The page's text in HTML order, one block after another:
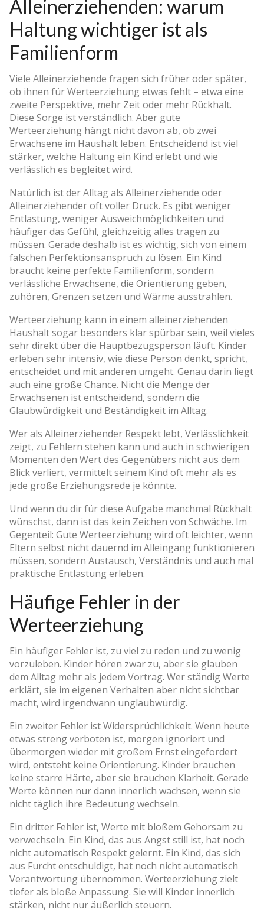
Alleinerziehenden: warum
Haltung wichtiger ist als
Familienform
Viele Alleinerziehende fragen sich früher oder später,
ob ihnen für Werteerziehung etwas fehlt – etwa eine
zweite Perspektive, mehr Zeit oder mehr Rückhalt.
Diese Sorge ist verständlich. Aber gute
Werteerziehung hängt nicht davon ab, ob zwei
Erwachsene im Haushalt leben. Entscheidend ist viel
stärker, welche Haltung ein Kind erlebt und wie
verlässlich es begleitet wird.
Natürlich ist der Alltag als Alleinerziehende oder
Alleinerziehender oft voller Druck. Es gibt weniger
Entlastung, weniger Ausweichmöglichkeiten und
häufiger das Gefühl, gleichzeitig alles tragen zu
müssen. Gerade deshalb ist es wichtig, sich von einem
falschen Perfektionsanspruch zu lösen. Ein Kind
braucht keine perfekte Familienform, sondern
verlässliche Erwachsene, die Orientierung geben,
zuhören, Grenzen setzen und Wärme ausstrahlen.
Werteerziehung kann in einem alleinerziehenden
Haushalt sogar besonders klar spürbar sein, weil vieles
sehr direkt über die Hauptbezugsperson läuft. Kinder
erleben sehr intensiv, wie diese Person denkt, spricht,
entscheidet und mit anderen umgeht. Genau darin liegt
auch eine große Chance. Nicht die Menge der
Erwachsenen ist entscheidend, sondern die
Glaubwürdigkeit und Beständigkeit im Alltag.
Wer als Alleinerziehender Respekt lebt, Verlässlichkeit
zeigt, zu Fehlern stehen kann und auch in schwierigen
Momenten den Wert des Gegenübers nicht aus dem
Blick verliert, vermittelt seinem Kind oft mehr als es
jede große Erziehungsrede je könnte.
Und wenn du dir für diese Aufgabe manchmal Rückhalt
wünschst, dann ist das kein Zeichen von Schwäche. Im
Gegenteil: Gute Werteerziehung wird oft leichter, wenn
Eltern selbst nicht dauernd im Alleingang funktionieren
müssen, sondern Austausch, Verständnis und auch mal
praktische Entlastung erleben.
Häufige Fehler in der
Werteerziehung
Ein häufiger Fehler ist, zu viel zu reden und zu wenig
vorzuleben. Kinder hören zwar zu, aber sie glauben
dem Alltag mehr als jedem Vortrag. Wer ständig Werte
erklärt, sie im eigenen Verhalten aber nicht sichtbar
macht, wird irgendwann unglaubwürdig.
Ein zweiter Fehler ist Widersprüchlichkeit. Wenn heute
etwas streng verboten ist, morgen ignoriert und
übermorgen wieder mit großem Ernst eingefordert
wird, entsteht keine Orientierung. Kinder brauchen
keine starre Härte, aber sie brauchen Klarheit. Gerade
Werte können nur dann innerlich wachsen, wenn sie
nicht täglich ihre Bedeutung wechseln.
Ein dritter Fehler ist, Werte mit bloßem Gehorsam zu
verwechseln. Ein Kind, das aus Angst still ist, hat noch
nicht automatisch Respekt gelernt. Ein Kind, das sich
aus Furcht entschuldigt, hat noch nicht automatisch
Verantwortung übernommen. Werteerziehung zielt
tiefer als bloße Anpassung. Sie will Kinder innerlich
stärken, nicht nur äußerlich steuern.